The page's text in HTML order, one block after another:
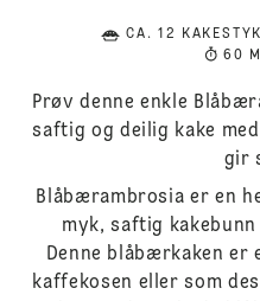
CA. 12
60
Prøv denne enkle
saftig og deilig kake
gir
Blåbærambrosia er en
myk, saftig
Denne blåbærkaken er
kaffekosen eller som